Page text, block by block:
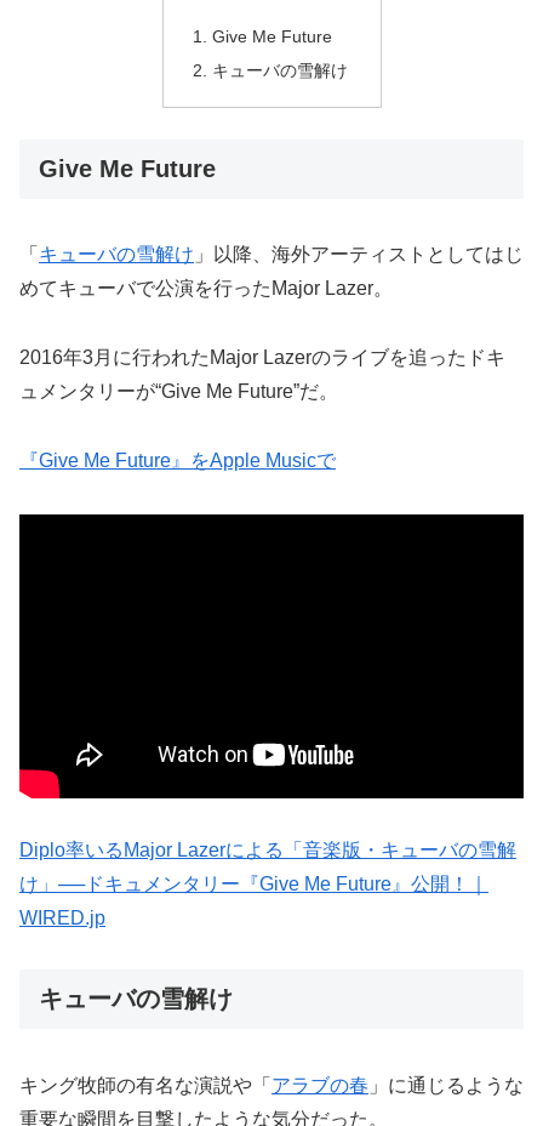
Give Me Future
キューバの雪解け
Give Me Future
「 キューバの雪解け 」以降、海外アーティストとしてはじ
めてキューバで公演を行ったMajor Lazer。
2016年3月に行われたMajor Lazerのライブを追ったドキ
ュメンタリーが“Give Me Future”だ。
『Give Me Future』をApple Musicで
Diplo率いるMajor Lazerによる「音楽版・キューバの雪解
け」──ドキュメンタリー『Give Me Future』公開！｜
WIRED.jp
キューバの雪解け
キング牧師の有名な演説や「 アラブの春 」に通じるような
重要な瞬間を目撃したような気分だった。